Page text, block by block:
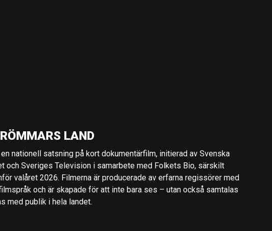
LAND
nationell satsning på kort dokumentärfilm, initierad av Svenska
och Sveriges Television i samarbete med Folkets Bio, särskilt
valåret 2026. Filmerna är producerade av erfarna regissörer med
och är skapade för att inte bara ses – utan också samtalas
med publik i hela landet.